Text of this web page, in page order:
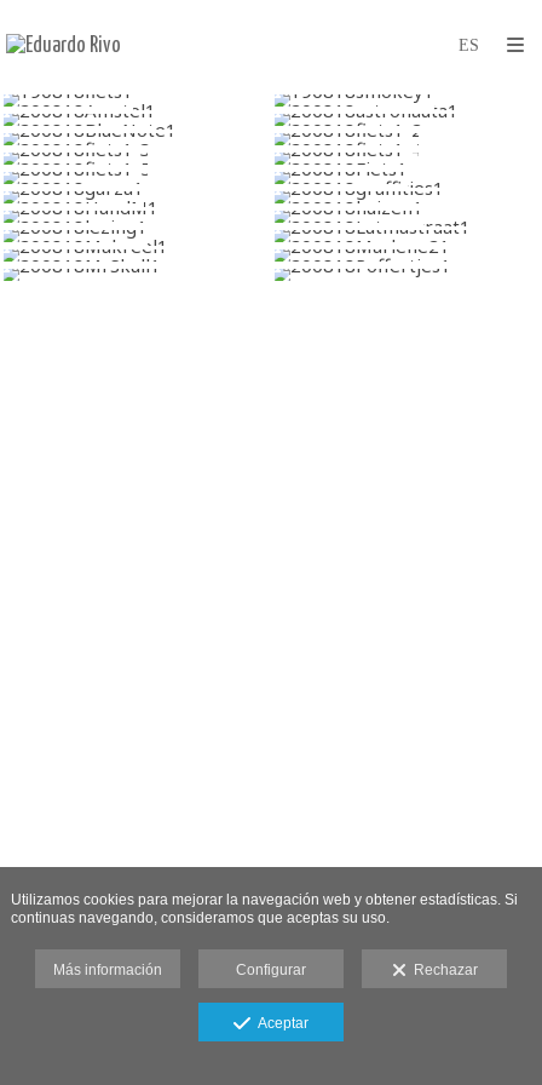
Utilizamos cookies para mejorar la navegación web y obtener estadísticas. Si
continuas navegando, consideramos que aceptas su uso.
Más información Configurar Rechazar
Aceptar